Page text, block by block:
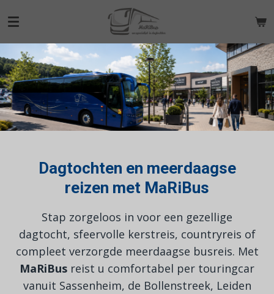
direct
naar
de
hoofdinhoud
Dagtochten en meerdaagse
reizen met MaRiBus
Stap zorgeloos in voor een gezellige
dagtocht, sfeervolle kerstreis, countryreis of
compleet verzorgde meerdaagse busreis. Met
MaRiBus reist u comfortabel per touringcar
vanuit Sassenheim, de Bollenstreek, Leiden